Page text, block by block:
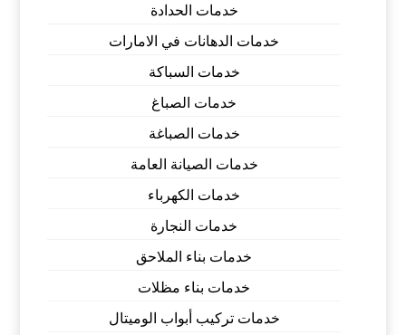
خدمات الحدادة
خدمات الدهانات في الامارات
خدمات السباكة
خدمات الصباغ
خدمات الصباغة
خدمات الصيانة العامة
خدمات الكهرباء
خدمات النجارة
خدمات بناء الملاحق
خدمات بناء مظلات
خدمات تركيب أبواب الوميتال